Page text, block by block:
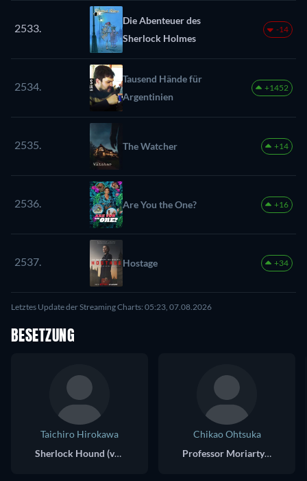
2533.
Die Abenteuer des
Sherlock Holmes
-14
2534.
Tausend Hände für
Argentinien
+1452
2535. The Watcher +14
2536. Are You the One? +16
2537. Hostage +34
Letztes Update der Streaming Charts: 05:23, 07.08.2026
BESETZUNG
Taichiro Hirokawa
Sherlock Hound (voice)
Chikao Ohtsuka
Professor Moriarty (voice)